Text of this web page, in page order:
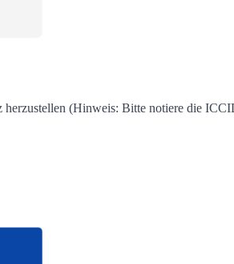
(Hinweis: Bitte notiere die